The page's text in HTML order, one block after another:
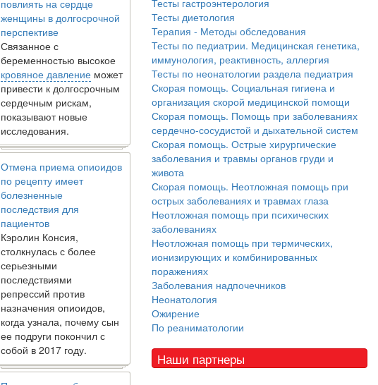
повлиять на сердце
женщины в долгосрочной
перспективе
Связанное с
беременностью высокое
кровяное давление может
привести к долгосрочным
сердечным рискам,
показывают новые
исследования.
Отмена приема опиоидов
по рецепту имеет
болезненные
последствия для
пациентов
Кэролин Консия,
столкнулась с более
серьезными
последствиями
репрессий против
назначения опиоидов,
когда узнала, почему сын
ее подруги покончил с
собой в 2017 году.
Тесты гастроэнтерология
Тесты диетология
Терапия - Методы обследования
Тесты по педиатрии. Медицинская генетика,
иммунология, реактивность, аллергия
Тесты по неонатологии раздела педиатрия
Скорая помощь. Социальная гигиена и
организация скорой медицинской помощи
Скорая помощь. Помощь при заболеваниях
сердечно-сосудистой и дыхательной систем
Скорая помощь. Острые хирургические
заболевания и травмы органов груди и
живота
Скорая помощь. Неотложная помощь при
острых заболеваниях и травмах глаза
Неотложная помощь при психических
заболеваниях
Неотложная помощь при термических,
ионизирующих и комбинированных
поражениях
Заболевания надпочечников
Неонатология
Ожирение
По реаниматологии
Наши партнеры